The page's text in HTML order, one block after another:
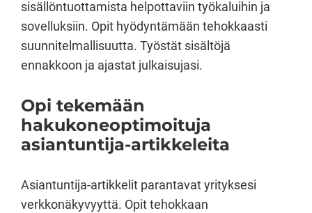
sisällöntuottamista helpottaviin työkaluihin ja
sovelluksiin. Opit hyödyntämään tehokkaasti
suunnitelmallisuutta. Työstät sisältöjä
ennakkoon ja ajastat julkaisujasi.
Opi tekemään
hakukoneoptimoituja
asiantuntija-artikkeleita
Asiantuntija-artikkelit parantavat yrityksesi
verkkonäkyvyyttä. Opit tehokkaan